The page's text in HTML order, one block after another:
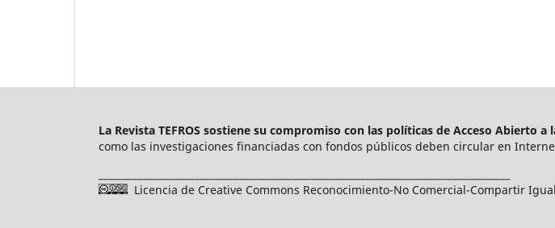
La Revista TEFROS sostiene su compromiso con las políticas de Acceso Abierto a
como las investigaciones financiadas con fondos públicos deben circular en
Licencia de Creative Commons Reconocimiento-No Comercial-Compartir